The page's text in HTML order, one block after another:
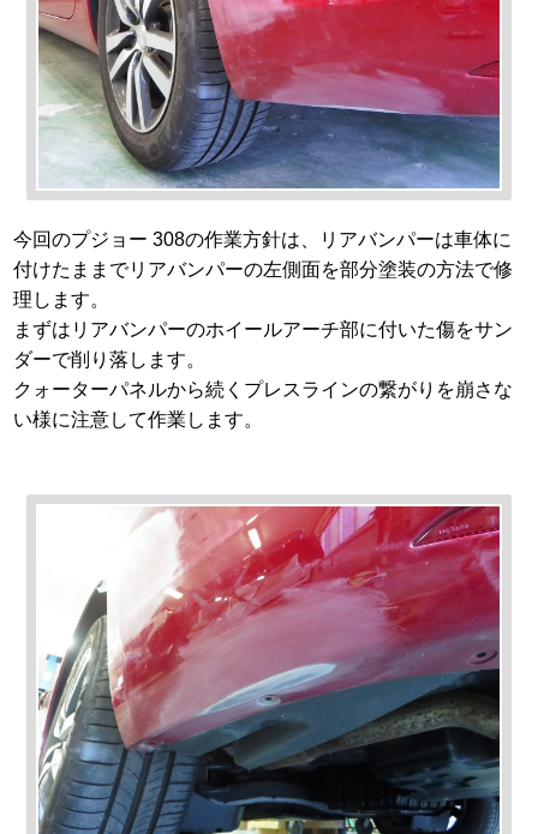
今回のプジョー 308の作業方針は、リアバンパーは車体に
付けたままでリアバンパーの左側面を部分塗装の方法で修
理します。
まずはリアバンパーのホイールアーチ部に付いた傷をサン
ダーで削り落します。
クォーターパネルから続くプレスラインの繋がりを崩さな
い様に注意して作業します。